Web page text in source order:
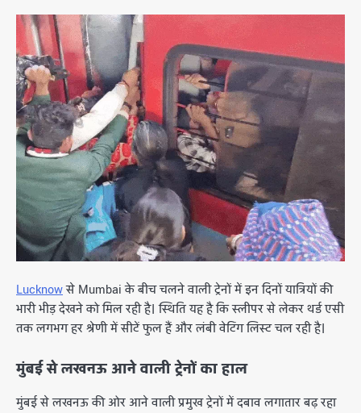
Lucknowसे Mumbaiके बीच चलने वाली ट्रेनों में इन दिनों यात्रियों की
भारी भीड़ देखने को मिल रही है। स्थिति यह है कि स्लीपर से लेकर थर्ड एसी
तक लगभग हर श्रेणी में सीटें फुल हैं और लंबी वेटिंग लिस्ट चल रही है।
मुंबई से लखनऊ आने वाली ट्रेनों का हाल
मुंबई से लखनऊ की ओर आने वाली प्रमुख ट्रेनों में दबाव लगातार बढ़ रहा